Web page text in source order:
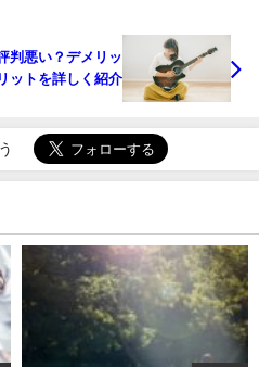
判悪い？デメリッ
ットを詳しく紹介